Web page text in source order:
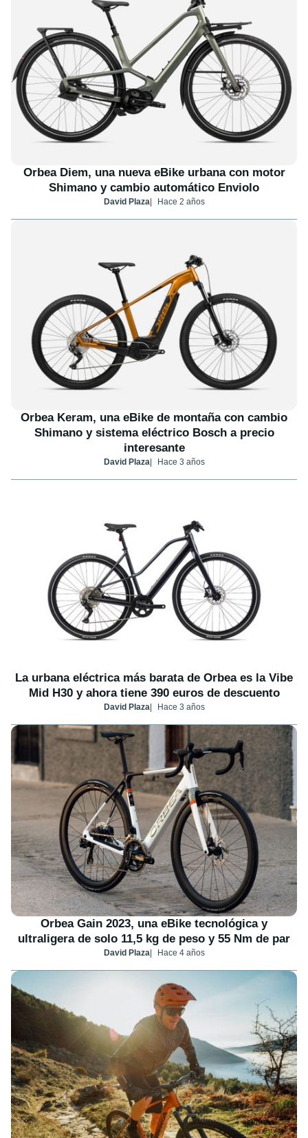
Orbea Diem, una nueva eBike urbana con motor
Shimano y cambio automático Enviolo
David Plaza Hace 2 años
Orbea Keram, una eBike de montaña con cambio
Shimano y sistema eléctrico Bosch a precio
interesante
David Plaza Hace 3 años
La urbana eléctrica más barata de Orbea es la Vibe
Mid H30 y ahora tiene 390 euros de descuento
David Plaza Hace 3 años
Orbea Gain 2023, una eBike tecnológica y
ultraligera de solo 11,5 kg de peso y 55 Nm de par
David Plaza Hace 4 años